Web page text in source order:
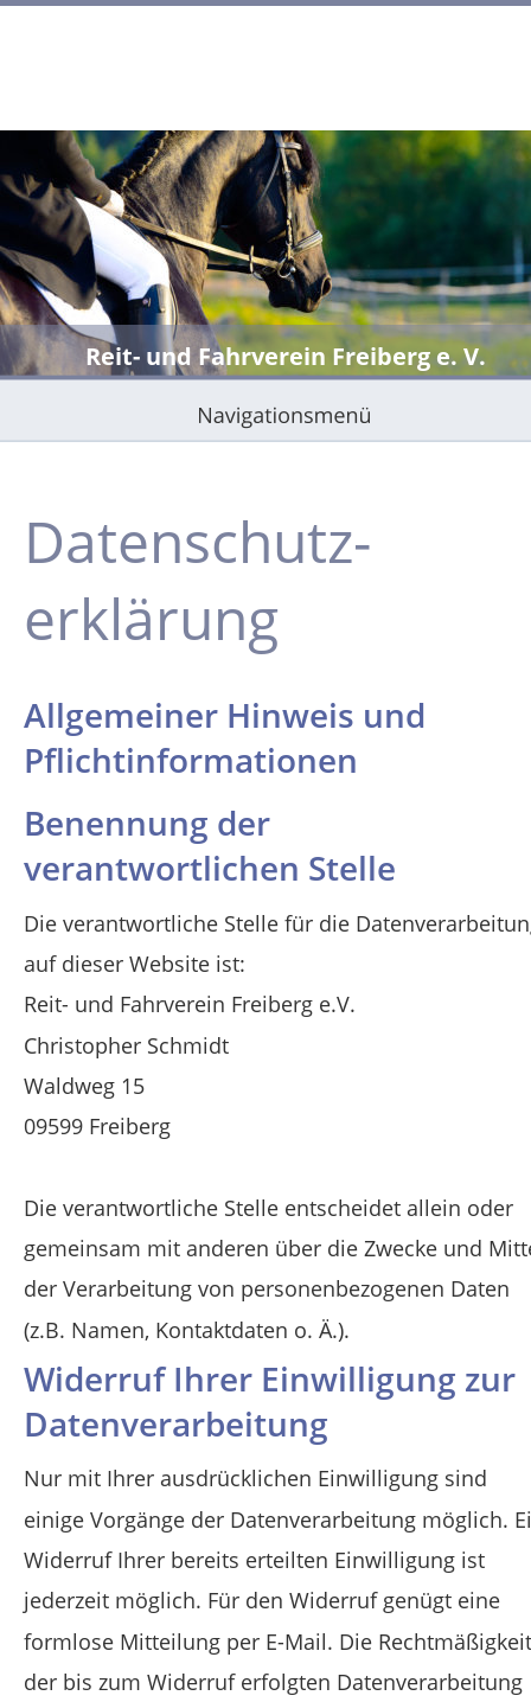
Reit- und Fahrverein Freiberg e. V.
Datenschutz-
erklärung
Allgemeiner Hinweis und
Pflichtinformationen
Benennung der
verantwortlichen Stelle
Die verantwortliche Stelle für die
auf dieser Website ist:
Reit- und Fahrverein Freiberg e.V.
Christopher Schmidt
Waldweg 15
09599 Freiberg
Die verantwortliche Stelle entscheidet allein oder
gemeinsam mit anderen über die Zwecke und
der Verarbeitung von personenbezogenen Daten
(z.B. Namen, Kontaktdaten o. Ä.).
Widerruf Ihrer Einwilligung zur
Datenverarbeitung
Nur mit Ihrer ausdrücklichen Einwilligung sind
einige Vorgänge der Datenverarbeitung möglich.
Widerruf Ihrer bereits erteilten Einwilligung ist
jederzeit möglich. Für den Widerruf genügt eine
formlose Mitteilung per E-Mail. Die
der bis zum Widerruf erfolgten Datenverarbeitung